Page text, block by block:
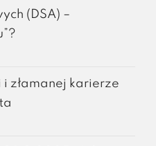
(DSA) –
i złamanej karierze